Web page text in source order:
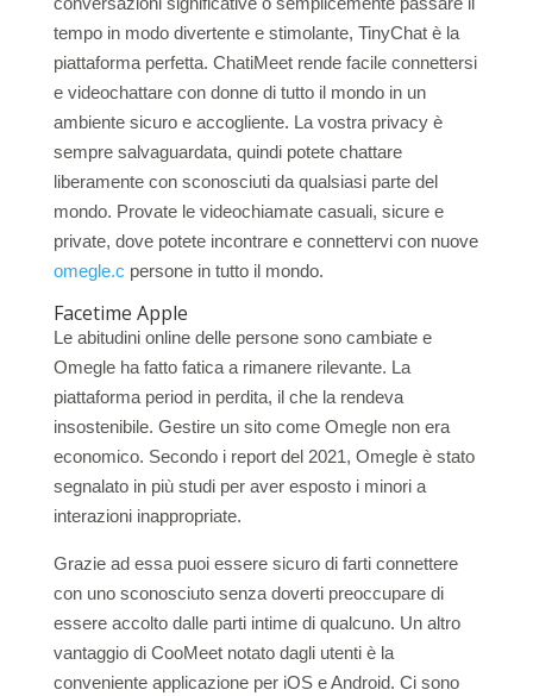
tempo in modo divertente e stimolante, TinyChat è la
piattaforma perfetta. ChatiMeet rende facile connettersi
e videochattare con donne di tutto il mondo in un
ambiente sicuro e accogliente. La vostra privacy è
sempre salvaguardata, quindi potete chattare
liberamente con sconosciuti da qualsiasi parte del
mondo. Provate le videochiamate casuali, sicure e
private, dove potete incontrare e connettervi con nuove
omegle.c persone in tutto il mondo.
Facetime Apple
Le abitudini online delle persone sono cambiate e
Omegle ha fatto fatica a rimanere rilevante. La
piattaforma period in perdita, il che la rendeva
insostenibile. Gestire un sito come Omegle non era
economico. Secondo i report del 2021, Omegle è stato
segnalato in più studi per aver esposto i minori a
interazioni inappropriate.
Grazie ad essa puoi essere sicuro di farti connettere
con uno sconosciuto senza doverti preoccupare di
essere accolto dalle parti intime di qualcuno. Un altro
vantaggio di CooMeet notato dagli utenti è la
conveniente applicazione per iOS e Android. Ci sono